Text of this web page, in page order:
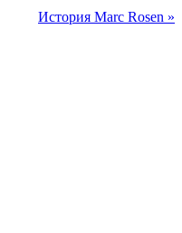
История Marc Rosen »